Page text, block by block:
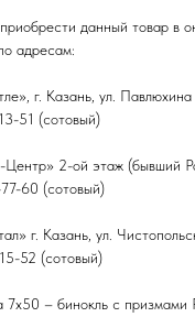
данный товар
адресам:
г. Казань, ул.
51 (сотовый)
2-ой этаж (бывший
60 (сотовый)
г. Казань, ул.
52 (сотовый)
7x50 – бинокль с призмами